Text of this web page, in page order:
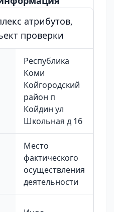
атрибутов,
проверки
Республика
Коми
Койгородский
район п
Койдин ул
Школьная д 16
Место
фактического
осуществления
деятельности